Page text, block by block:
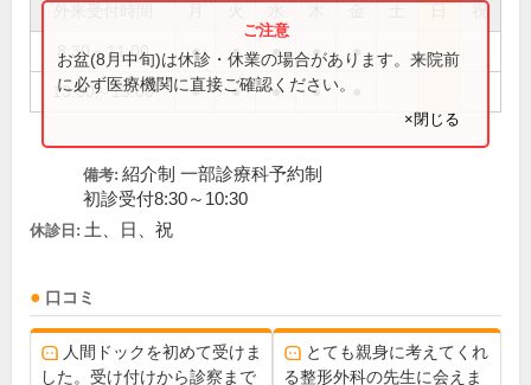
祝
8:30～11:00 ● ● ● ● ●
13:00～15:00 ● ● ● ●
お盆(8月中旬)は休診・休業の場合があります。来院前
に必ず医療機関に直接ご確認ください。
×閉じる
備考: 紹介制 一部診療科予約制
初診受付8:30～10:30
休診日: 土、日、祝
口コミ
人間ドックを初めて受けま
した。受け付けから診察まで
とても親身に考えてくれ
る整形外科の先生に会えま